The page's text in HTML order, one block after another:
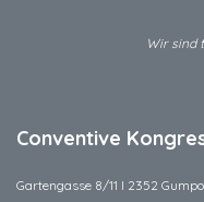
Wir sind
Conventive
Gartengasse 8/11 I 2352